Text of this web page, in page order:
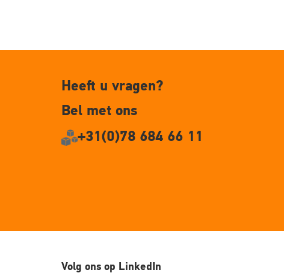
Heeft u vragen?
Bel met ons
+31(0)78 684 66 11
Volg ons op LinkedIn